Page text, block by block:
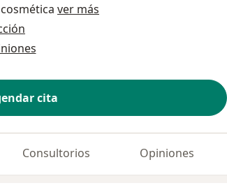
ver más
cita
Consultorios Opiniones